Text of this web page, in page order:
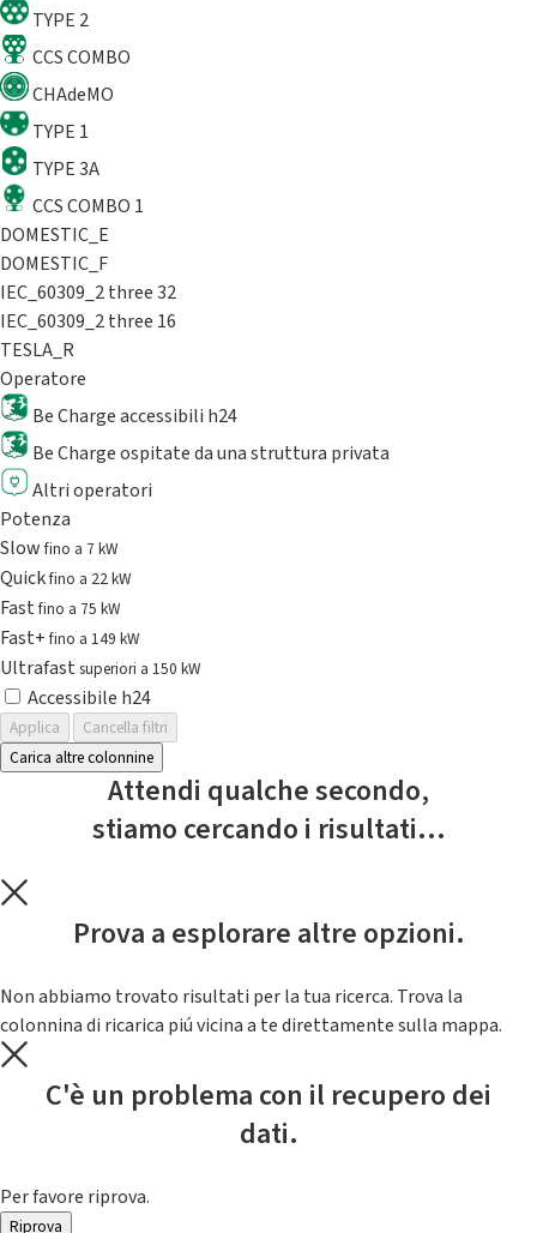
TYPE 2
CCS COMBO
CHAdeMO
TYPE 1
TYPE 3A
CCS COMBO 1
DOMESTIC_E
DOMESTIC_F
IEC_60309_2 three 32
IEC_60309_2 three 16
TESLA_R
Operatore
Be Charge accessibili h24
Be Charge ospitate da una struttura privata
Altri operatori
Potenza
Slowfino a 7 kW
Quickfino a 22 kW
Fastfino a 75 kW
Fast+fino a 149 kW
Ultrafast superiori a 150 kW
Accessibile h24
Applica
Cancella filtri
Carica altre colonnine
Attendi qualche secondo,
stiamo cercando i risultati...
Prova a esplorare altre opzioni.
Non abbiamo trovato risultati per la tua ricerca. Trova la
colonnina di ricarica piú vicina a te direttamente sulla mappa.
C'è un problema con il recupero dei
dati.
Per favore riprova.
Riprova